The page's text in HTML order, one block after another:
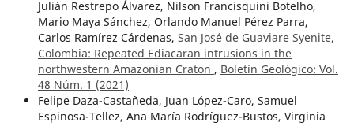
Julián Restrepo Álvarez, Nilson Francisquini Botelho,
Mario Maya Sánchez, Orlando Manuel Pérez Parra,
Carlos Ramírez Cárdenas, San José de Guaviare Syenite,
Colombia: Repeated Ediacaran intrusions in the
northwestern Amazonian Craton , Boletín Geológico: Vol.
48 Núm. 1 (2021)
Felipe Daza-Castañeda, Juan López-Caro, Samuel
Espinosa-Tellez, Ana María Rodríguez-Bustos, Virginia